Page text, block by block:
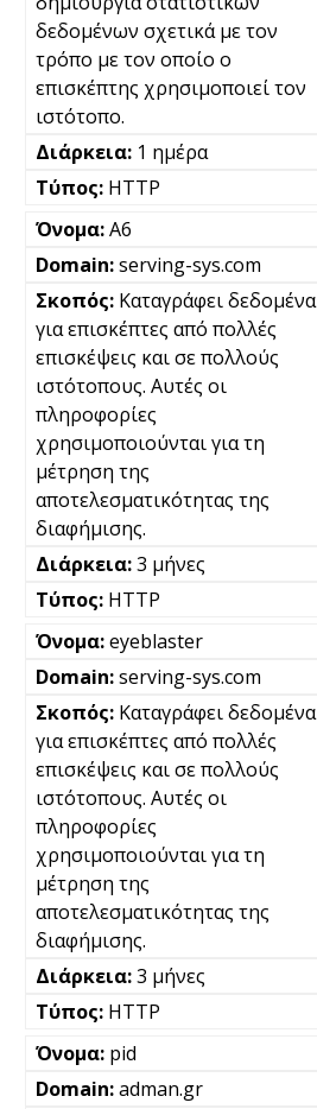
δεδομένων σχετικά με τον
τρόπο με τον οποίο ο
επισκέπτης χρησιμοποιεί τον
ιστότοπο.
1 ημέρα
HTTP
A6
serving-sys.com
Καταγράφει δεδομένα
για επισκέπτες από πολλές
επισκέψεις και σε πολλούς
ιστότοπους. Αυτές οι
πληροφορίες
χρησιμοποιούνται για τη
μέτρηση της
αποτελεσματικότητας της
διαφήμισης.
3 μήνες
HTTP
eyeblaster
serving-sys.com
Καταγράφει δεδομένα
για επισκέπτες από πολλές
επισκέψεις και σε πολλούς
ιστότοπους. Αυτές οι
πληροφορίες
χρησιμοποιούνται για τη
μέτρηση της
αποτελεσματικότητας της
διαφήμισης.
3 μήνες
HTTP
pid
adman.gr